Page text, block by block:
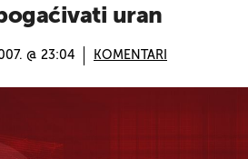
uran
@ 23:04 KOMENTARI